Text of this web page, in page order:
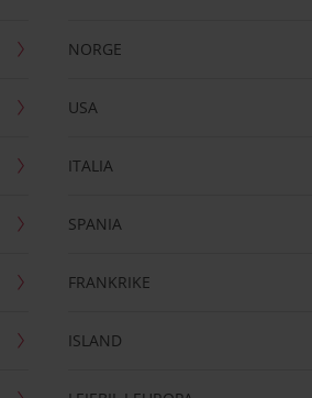
NORGE
USA
ITALIA
SPANIA
FRANKRIKE
ISLAND